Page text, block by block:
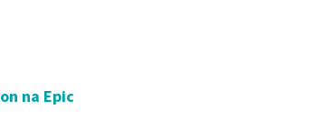
na Epic